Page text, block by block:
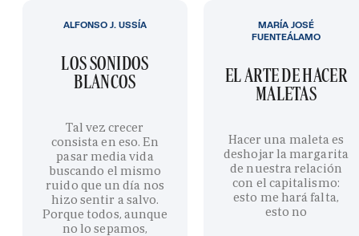
LOS SONIDOS
BLANCOS
Tal vez crecer
consista en eso. En
pasar media vida
buscando el mismo
ruido que un día nos
hizo sentir a salvo.
Porque todos, aunque
no lo sepamos,
ALFONSO J. USSÍA
EL ARTE DE HACER
MALETAS
Hacer una maleta es
deshojar la margarita
de nuestra relación
con el capitalismo:
esto me hará falta,
esto no
MARÍA JOSÉ
FUENTEÁLAMO